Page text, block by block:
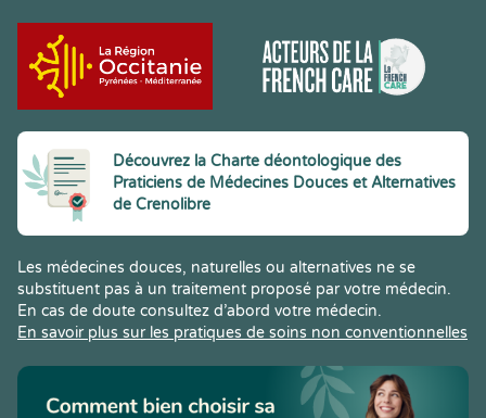
Découvrez la Charte déontologique des
Praticiens de Médecines Douces et Alternatives
de Crenolibre
Les médecines douces, naturelles ou alternatives ne se
substituent pas à un traitement proposé par votre médecin.
En cas de doute consultez d’abord votre médecin.
En savoir plus sur les pratiques de soins non conventionnelles